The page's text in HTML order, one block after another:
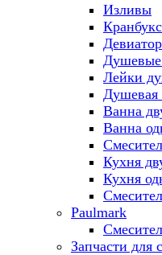
Изливы
Лейки
Душевая
Ванна
Ванна
Кухня
Кухня
Paulmark
Запчасти для